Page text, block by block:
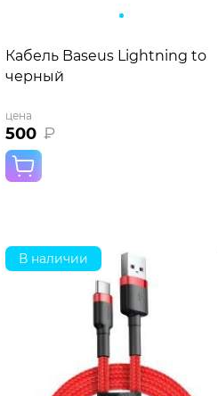
Кабель Baseus Lightning to
черный
цена
500 ₽
В наличии